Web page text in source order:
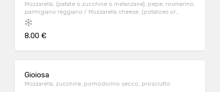
Mozzarella, (patate o zucchine o melanzane), pepe, rosmarino,
parmigiano reggiano / Mozzarella cheese, (potatoes or
zucchini or eggplant) , black pepper, rosemary, parmesan
cheese
8.00 €
Gioiosa
Mozzarella, zucchine, pomodorino secco, prosciutto